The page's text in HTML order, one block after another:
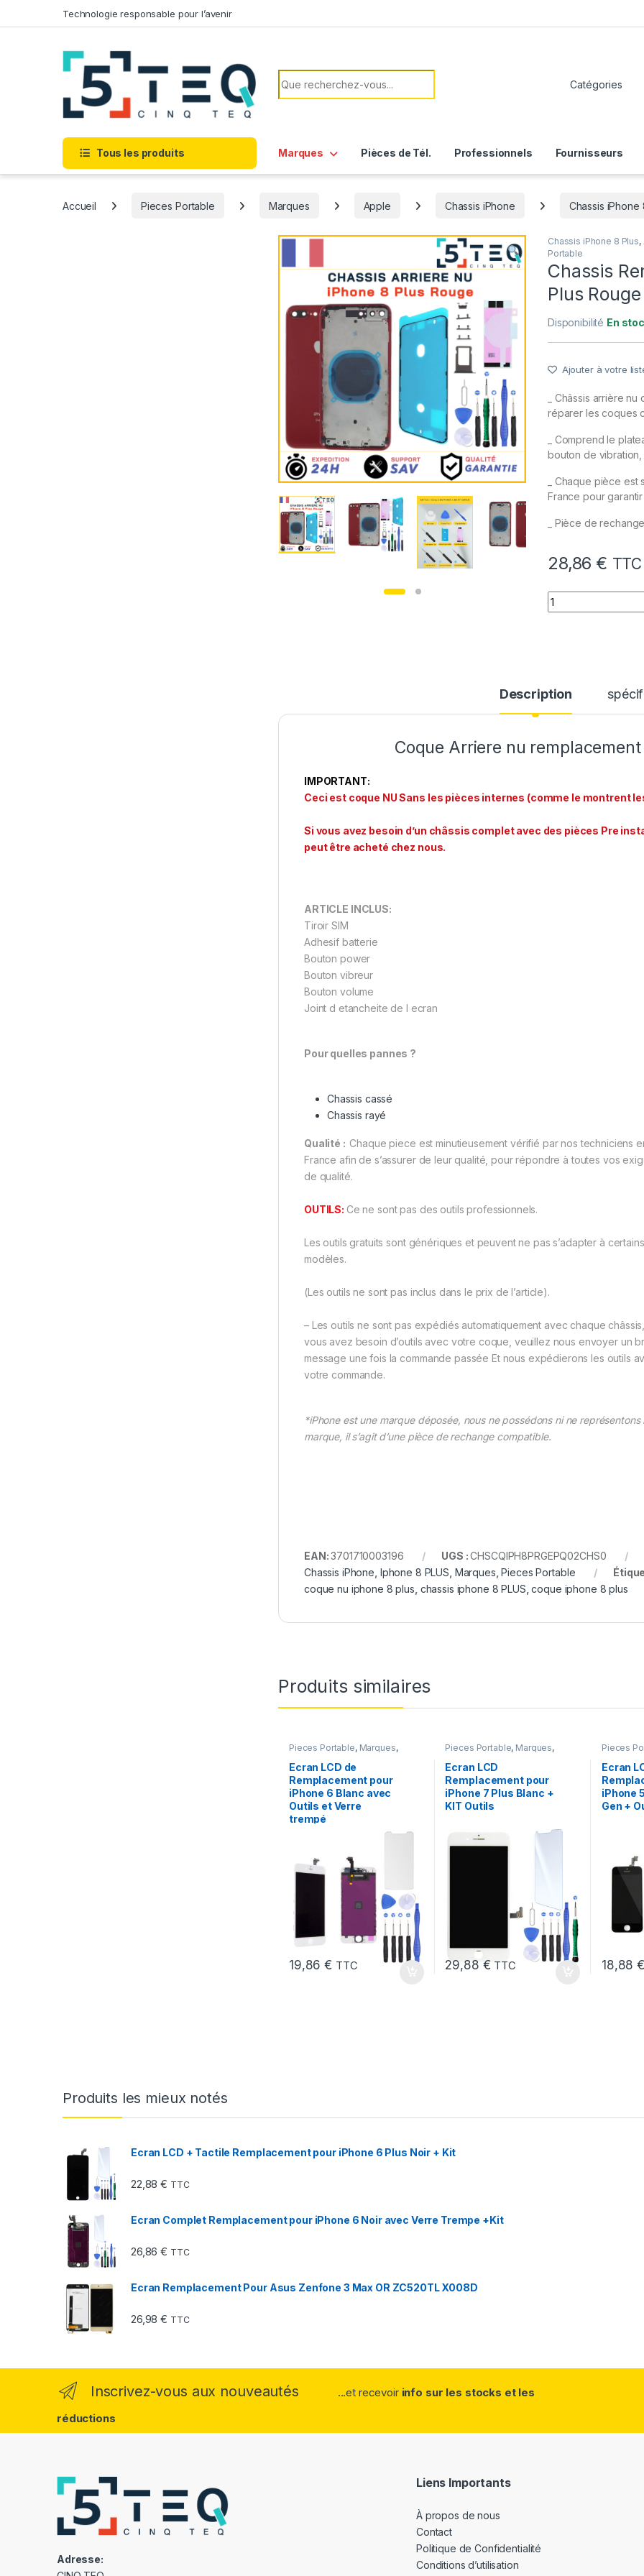
Technologie responsable pour l’avenir
Rechercher:
Tous les produits Marques Pièces de Tél. Professionnels Fournisseurs
Accueil Pieces Portable Marques Apple Chassis iPhone Chassis iPhone
Chassis iPhone 8 Plus,
Portable
Chassis
Plus
Disponibilité En
Ajouter à votre
_ Châssis arrière
réparer les coques
_ Comprend le
bouton de vibration,
_ Chaque pièce
France pour garantir
_ Pièce de
28,86 € TTC
quantité de
Description
Coque Arriere nu
IMPORTANT:
Ceci est coque NU Sans les pièces internes (comme le montrent
Si vous avez besoin d’un châssis complet avec des pièces Pre
peut être acheté chez nous.
ARTICLE INCLUS:
Tiroir SIM
Adhesif batterie
Bouton power
Bouton vibreur
Bouton volume
Joint d etancheite de l ecran
Pour quelles pannes ?
Chassis cassé
Chassis rayé
Qualité : Chaque piece est minutieusement vérifié par nos techniciens
France afin de s’assurer de leur qualité, pour répondre à toutes vos
de qualité.
OUTILS: Ce ne sont pas des outils professionnels.
Les outils gratuits sont génériques et peuvent ne pas s’adapter à certains
modèles.
(Les outils ne sont pas inclus dans le prix de l’article).
– Les outils ne sont pas expédiés automatiquement avec chaque
vous avez besoin d’outils avec votre coque, veuillez nous envoyer un
message une fois la commande passée Et nous expédierons les outils
votre commande.
*iPhone est une marque déposée, nous ne possédons ni ne représentons
marque, il s’agit d’une pièce de rechange compatible.
EAN:3701710003196 UGS :CHSCQIPH8PRGEPQ02CHS0
Chassis iPhone Iphone 8 PLUS Marques ,Pieces Portable
coque nu iphone 8 plus chassis iphone 8 PLUS ,coque iphone 8 plus
Produits similaires
Pieces Portable, Marques,
Ecran LCD de
Remplacement pour
iPhone 6 Blanc avec
Outils et Verre
trempé
19,86€ TTC
Pieces Portable, Marques,
Ecran LCD
Remplacement pour
iPhone 7 Plus Blanc +
KIT Outils
29,88 € TTC
Pieces
Ecran
iPhone
Gen +
18,88€
Produits les mieux notés
Ecran LCD + Tactile Remplacement pour iPhone 6 Plus Noir + Kit
22,88€ TTC
Ecran Complet Remplacement pour iPhone 6 Noir avec Verre Trempe +Kit
26,86€ TTC
Ecran Remplacement Pour Asus Zenfone 3 Max OR ZC520TL X008D
26,98€ TTC
Inscrivez-vous aux nouveautés ...et recevoir info sur les stocks et les
réductions
Adresse:
Liens Importants
À propos de nous
Contact
Politique de Confidentialité
Conditions d’utilisation